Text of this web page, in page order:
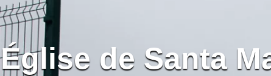
Église de Santa